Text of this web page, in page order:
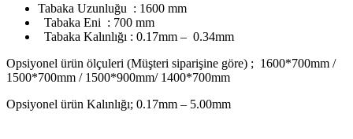
Tabaka Uzunluğu : 1600 mm
Tabaka Eni : 700 mm
Tabaka Kalınlığı : 0.17mm – 0.34mm
Opsiyonel ürün ölçuleri (Müşteri siparişine göre) ; 1600*700mm /
1500*700mm / 1500*900mm/ 1400*700mm
Opsiyonel ürün Kalınlığı; 0.17mm – 5.00mm